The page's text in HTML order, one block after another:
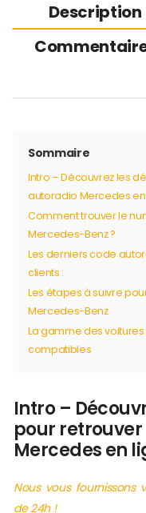
Description
Sommaire
Intro – Découvrez les
autoradio Mercedes
Comment trouver le
Mercedes-Benz ?
Les derniers code
clients :
Les étapes à suivre
Mercedes-Benz
La gamme des
compatibles
Intro –
pour
Mercedes en
Nous vous fournissons
de 24h !